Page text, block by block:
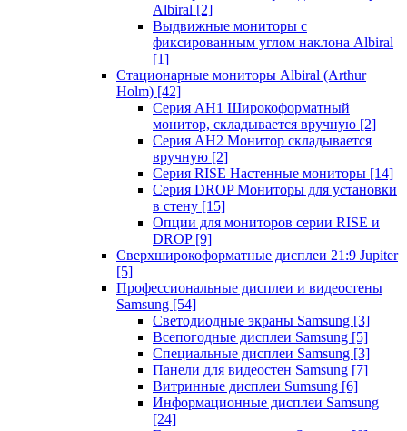
Albiral [2]
Выдвижные мониторы с
фиксированным углом наклона Albiral
[1]
Стационарные мониторы Albiral (Arthur
Holm) [42]
Серия AH1 Широкоформатный
монитор, складывается вручную [2]
Серия AH2 Монитор складывается
вручную [2]
Серия RISE Настенные мониторы [14]
Серия DROP Мониторы для установки
в стену [15]
Опции для мониторов серии RISE и
DROP [9]
Сверхширокоформатные дисплеи 21:9 Jupiter
[5]
Профессиональные дисплеи и видеостены
Samsung [54]
Светодиодные экраны Samsung [3]
Всепогодные дисплеи Samsung [5]
Специальные дисплеи Samsung [3]
Панели для видеостен Samsung [7]
Витринные дисплеи Sumsung [6]
Информационные дисплеи Samsung
[24]